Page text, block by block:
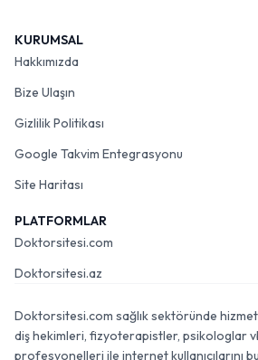
KURUMSAL
Hakkımızda
Bize Ulaşın
Gizlilik Politikası
Google Takvim Entegrasyonu
Site Haritası
PLATFORMLAR
Doktorsitesi.com
Doktorsitesi.az
Doktorsitesi.com sağlık sektöründe
diş hekimleri, fizyoterapistler, psikologlar
profesyonelleri ile internet kullanıcılarını